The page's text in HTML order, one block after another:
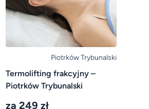
Piotrków Trybunalski
Termolifting frakcyjny –
Piotrków Trybunalski
za 249 zł